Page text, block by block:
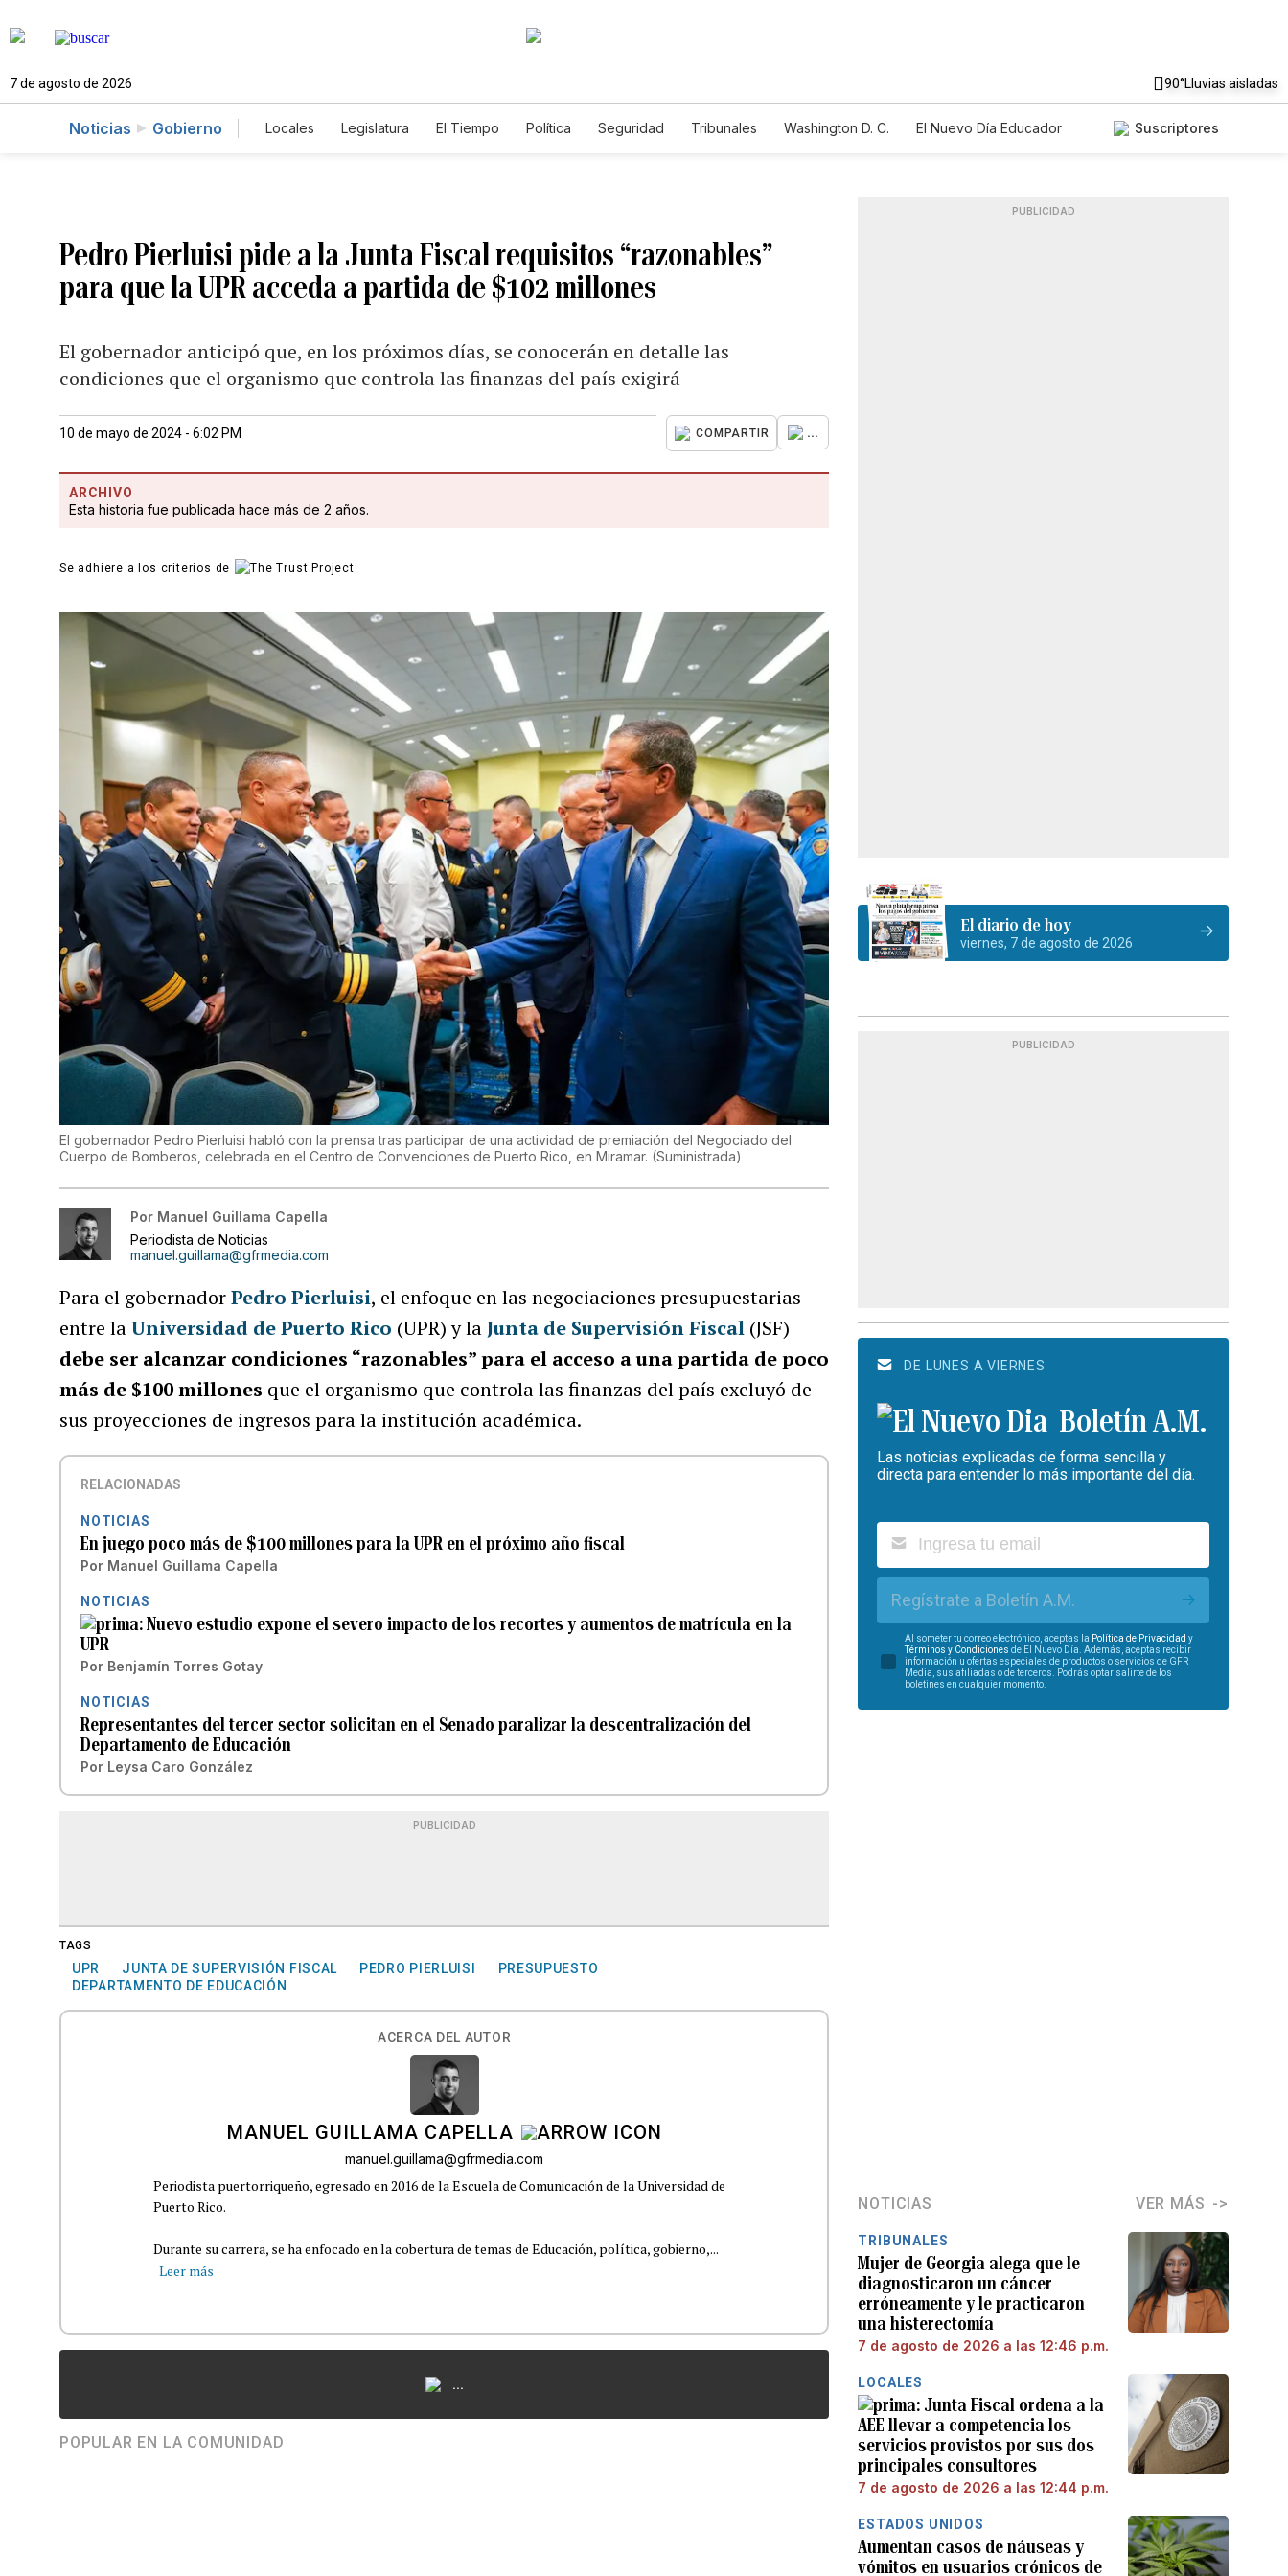
7 de agosto de 2026 90°Lluvias aisladas
Noticias Gobierno Locales Legislatura El Tiempo Política Seguridad Tribunales Washington D. C.
El Nuevo Día Educador
Suscriptores
Pedro Pierluisi pide a la Junta Fiscal requisitos “razonables”
para que la UPR acceda a partida de $102 millones
El gobernador anticipó que, en los próximos días, se conocerán en detalle las
condiciones que el organismo que controla las finanzas del país exigirá
10 de mayo de 2024 - 6:02 PM COMPARTIR ...
ARCHIVO
Esta historia fue publicada hace más de 2 años.
Se adhiere a los criterios de
El gobernador Pedro Pierluisi habló con la prensa tras participar de una actividad de premiación del Negociado del
Cuerpo de Bomberos, celebrada en el Centro de Convenciones de Puerto Rico, en Miramar. (Suministrada)
Por Manuel Guillama Capella
Periodista de Noticias
manuel.guillama@gfrmedia.com
Para el gobernadorPedro Pierluisi, el enfoque en las negociaciones presupuestarias
entre laUniversidad de Puerto Rico (UPR) y laJunta de Supervisión Fiscal (JSF)
debe ser alcanzar condiciones “razonables” para el acceso a una partida de poco
más de $100 millones que el organismo que controla las finanzas del país excluyó de
sus proyecciones de ingresos para la institución académica.
RELACIONADAS
NOTICIAS
En juego poco más de $100 millones para la UPR en el próximo año fiscal
Por Manuel Guillama Capella
NOTICIAS
Nuevo estudio expone el severo impacto de los recortes y aumentos de matrícula en la
UPR
Por Benjamín Torres Gotay
NOTICIAS
Representantes del tercer sector solicitan en el Senado paralizar la descentralización del
Departamento de Educación
Por Leysa Caro González
PUBLICIDAD
TAGS
UPR JUNTA DE SUPERVISIÓN FISCAL PEDRO PIERLUISI
PRESUPUESTO
DEPARTAMENTO DE EDUCACIÓN
ACERCA DEL AUTOR
MANUEL GUILLAMA CAPELLA
manuel.guillama@gfrmedia.com
Periodista puertorriqueño, egresado en 2016 de la Escuela de Comunicación de la Universidad de
Puerto Rico.
Durante su carrera, se ha enfocado en la cobertura de temas de Educación, política, gobierno,...
Leer más
...
POPULAR EN LA COMUNIDAD
PUBLICIDAD
El diario de hoy
viernes, 7 de agosto de 2026
PUBLICIDAD
DE LUNES A VIERNES
Boletín A.M.
Las noticias explicadas de forma sencilla y
directa para entender lo más importante del día.
Regístrate a Boletín A.M.
Al someter tu correo electrónico, aceptas la Política de Privacidad y
Términos y Condiciones de El Nuevo Día. Además, aceptas recibir
información u ofertas especiales de productos o servicios de GFR
Media, sus afiliadas o de terceros. Podrás optar salirte de los
boletines en cualquier momento.
NOTICIAS VER MÁS
TRIBUNALES
Mujer de Georgia alega que le
diagnosticaron un cáncer
erróneamente y le practicaron
una histerectomía
7 de agosto de 2026 a las 12:46 p.m.
LOCALES
Junta Fiscal ordena a la
AEE llevar a competencia los
servicios provistos por sus dos
principales consultores
7 de agosto de 2026 a las 12:44 p.m.
ESTADOS UNIDOS
Aumentan casos de náuseas y
vómitos en usuarios crónicos de